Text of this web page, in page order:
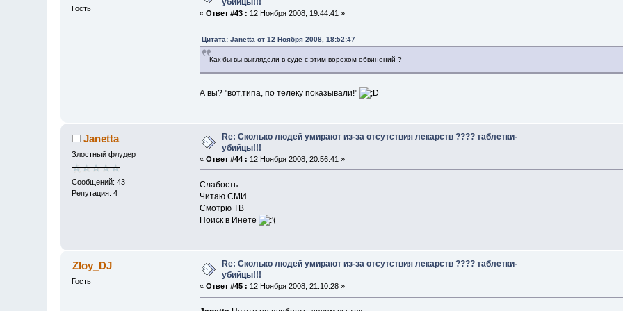
Гость
« Ответ #43 : 12 Ноября 2008, 19:44:41 »
Цитата: Janetta от 12 Ноября 2008, 18:52:47
Как бы вы выглядели в суде с этим ворохом обвинений ?
А вы? "вот,типа, по телеку показывали!"
Janetta
Злостный флудер
Сообщений: 43
Репутация: 4
Re: Сколько людей умирают из-за отсутствия лекарств ???? таблетки-
убийцы!!!
« Ответ #44 : 12 Ноября 2008, 20:56:41 »
Слабость -
Читаю СМИ
Смотрю ТВ
Поиск в Инете
Zloy_DJ
Гость
Re: Сколько людей умирают из-за отсутствия лекарств ???? таблетки-
убийцы!!!
« Ответ #45 : 12 Ноября 2008, 21:10:28 »